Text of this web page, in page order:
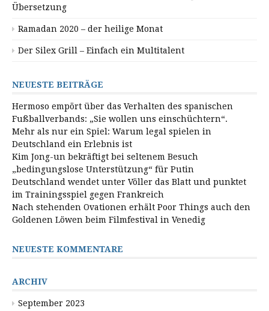
Übersetzung
Ramadan 2020 – der heilige Monat
Der Silex Grill – Einfach ein Multitalent
NEUESTE BEITRÄGE
Hermoso empört über das Verhalten des spanischen
Fußballverbands: „Sie wollen uns einschüchtern“.
Mehr als nur ein Spiel: Warum legal spielen in
Deutschland ein Erlebnis ist
Kim Jong-un bekräftigt bei seltenem Besuch
„bedingungslose Unterstützung“ für Putin
Deutschland wendet unter Völler das Blatt und punktet
im Trainingsspiel gegen Frankreich
Nach stehenden Ovationen erhält Poor Things auch den
Goldenen Löwen beim Filmfestival in Venedig
NEUESTE KOMMENTARE
ARCHIV
September 2023